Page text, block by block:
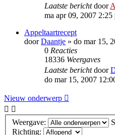
Laatste berichtdoor
ma apr 09, 2007 2:25
Appeltaartrecept
doorDaantje » do mar 15,
0 Reacties
18336 Weergaves
Laatste berichtdoor
do mar 15, 2007
Nieuw onderwerp
Weergave:
Richting: